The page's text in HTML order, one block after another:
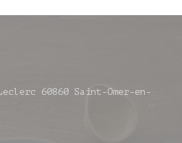
60860 Saint-Omer-en-
new window))